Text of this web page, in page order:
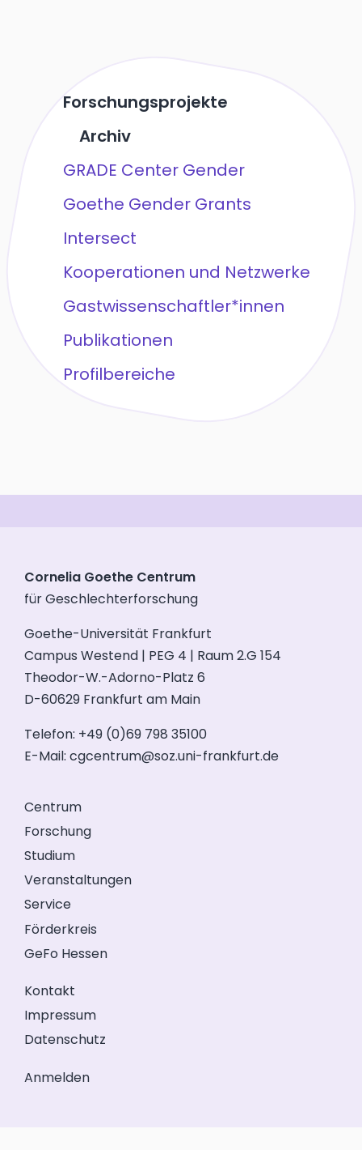
Forschungsprojekte
Archiv
GRADE Center Gender
Goethe Gender Grants
Intersect
Kooperationen und Netzwerke
Gastwissenschaftler*innen
Publikationen
Profilbereiche
Cornelia Goethe Centrum
für Geschlechterforschung
Goethe-Universität Frankfurt
Campus Westend | PEG 4 | Raum 2.G 154
Theodor-W.-Adorno-Platz 6
D-60629 Frankfurt am Main
Telefon: +49 (0)69 798 35100
E-Mail: cgcentrum@soz.uni-frankfurt.de
Centrum
Forschung
Studium
Veranstaltungen
Service
Förderkreis
GeFo Hessen
Kontakt
Impressum
Datenschutz
Anmelden